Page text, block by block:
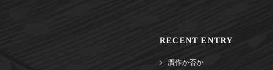
RECENT ENTRY
贋作か否か